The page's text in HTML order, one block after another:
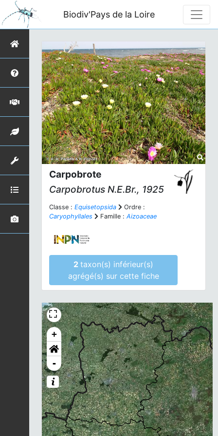
Biodiv'Pays de la Loire
Carpobrote
Carpobrotus N.E.Br., 1925
Classe : Equisetopsida
Ordre :
Caryophyllales
Famille : Aizoaceae
2taxon(s) inférieur(s)
agrégé(s) sur cette fiche
+
-